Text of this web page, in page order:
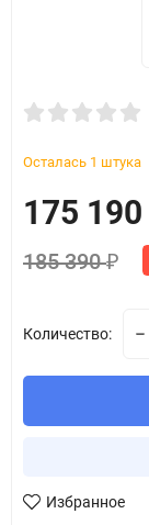
Осталась 1 штука
175 190
185 390₽
Количество:
Избранное